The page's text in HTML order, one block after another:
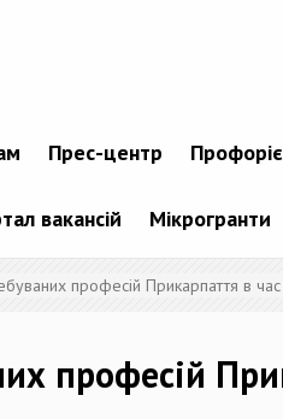
Прес-центр
вакансій Мікрогранти
професій Прикарпаття в час
професій